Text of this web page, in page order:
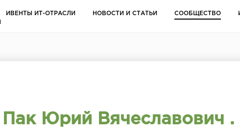
ИВЕНТЫ ИТ-ОТРАСЛИ НОВОСТИ И СТАТЬИ СООБЩЕСТВО
Пак Юрий Вячеславович .